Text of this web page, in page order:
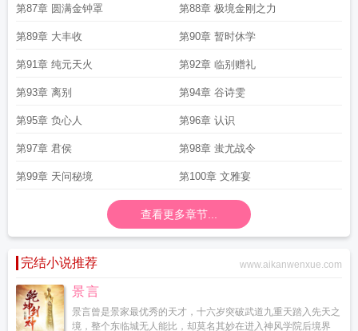
第87章 圆满金钟罩 第88章 极境金刚之力
第89章 大丰收 第90章 暂时休学
第91章 纯元天火 第92章 临别赠礼
第93章 离别 第94章 谷诗雯
第95章 负心人 第96章 认识
第97章 君侯 第98章 蚩尤战令
第99章 天问秘境 第100章 文雅宴
查看更多章节...
完结小说推荐 www.aikanwenxue.com
景言
景言曾是景家最优秀的天才，十六岁突破武道九重天踏入先天之
境，整个东临城无人能比，却莫名其妙在进入神风学院后境界